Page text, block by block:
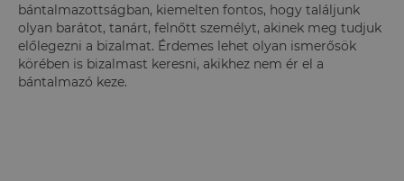
bántalmazottságban, kiemelten fontos, hogy találjunk
olyan barátot, tanárt, felnőtt személyt, akinek meg tudjuk
előlegezni a bizalmat. Érdemes lehet olyan ismerősök
körében is bizalmast keresni, akikhez nem ér el a
bántalmazó keze.